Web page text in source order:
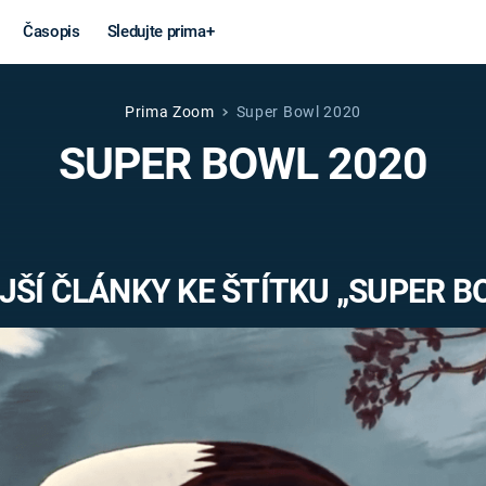
Časopis Sledujte prima+
Věda a
technika
MARS
Války
VÁLEČNÉ
Záhady a
Prima Zoom Super Bowl 2020
SUPER BOWL 2020
ČLÁNKY KE ŠTÍTKU „SUPER